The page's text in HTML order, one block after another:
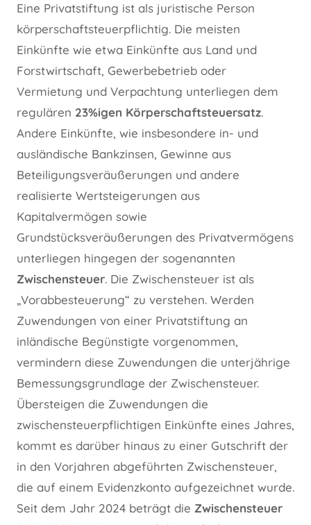
Eine Privatstiftung ist als juristische Person
körperschaftsteuerpflichtig. Die meisten
Einkünfte wie etwa Einkünfte aus Land und
Forstwirtschaft, Gewerbebetrieb oder
Vermietung und Verpachtung unterliegen dem
regulären 23%igen Körperschaftsteuersatz.
Andere Einkünfte, wie insbesondere in- und
ausländische Bankzinsen, Gewinne aus
Beteiligungsveräußerungen und andere
realisierte Wertsteigerungen aus
Kapitalvermögen sowie
Grundstücksveräußerungen des Privatvermögens
unterliegen hingegen der sogenannten
Zwischensteuer. Die Zwischensteuer ist als
„Vorabbesteuerung“ zu verstehen. Werden
Zuwendungen von einer Privatstiftung an
inländische Begünstigte vorgenommen,
vermindern diese Zuwendungen die unterjährige
Bemessungsgrundlage der Zwischensteuer.
Übersteigen die Zuwendungen die
zwischensteuerpflichtigen Einkünfte eines Jahres,
kommt es darüber hinaus zu einer Gutschrift der
in den Vorjahren abgeführten Zwischensteuer,
die auf einem Evidenzkonto aufgezeichnet wurde.
Seit dem Jahr 2024 beträgt die Zwischensteuer